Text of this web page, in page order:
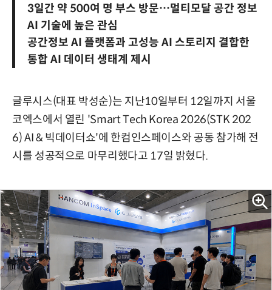
3일간 약 500여 명 부스 방문…멀티모달 공간 정보
AI 기술에 높은 관심
공간정보 AI 플랫폼과 고성능 AI 스토리지 결합한
통합 AI 데이터 생태계 제시
글루시스(대표 박성순)는 지난10일부터 12일까지 서울
코엑스에서 열린 'Smart Tech Korea 2026(STK 202
6) AI & 빅데이터쇼'에 한컴인스페이스와 공동 참가해 전
시를 성공적으로 마무리했다고 17일 밝혔다.